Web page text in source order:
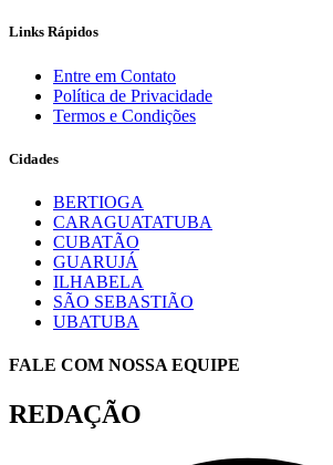
Links Rápidos
Entre em Contato
Política de Privacidade
Termos e Condições
Cidades
BERTIOGA
CARAGUATATUBA
CUBATÃO
GUARUJÁ
ILHABELA
SÃO SEBASTIÃO
UBATUBA
FALE COM NOSSA EQUIPE
REDAÇÃO